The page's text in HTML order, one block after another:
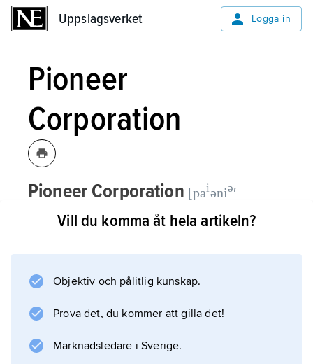
Uppslagsverket Logga in
Pioneer
Corporation
Pioneer Corporation [paiəniəʹ
kɔ:pəreiʹʃn],Tokyo, företag som
Pioneer har varit framgångsrikt främst med
produkter för användning i bilar.
Vill du komma åt hela artikeln?
Objektiv och pålitlig kunskap.
Prova det, du kommer att gilla det!
Marknadsledare i Sverige.